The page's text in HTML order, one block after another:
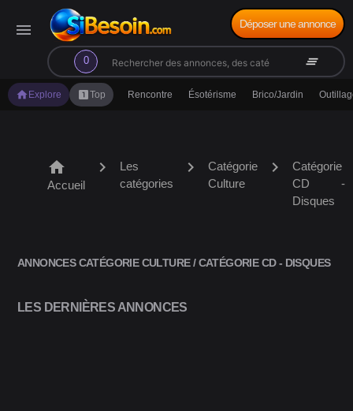
menu
0
search clear_all
Déposer une annonce
home Explore looks_oneTop Rencontre Ésotérisme Brico/Jardin
home
Accueil
chevron_right
Les
catégories
chevron_right
Catégorie
Culture
chevron_right
Catégorie
CD -
Disques
ANNONCES CATÉGORIE CULTURE / CATÉGORIE CD - DISQUES
LES DERNIÈRES ANNONCES